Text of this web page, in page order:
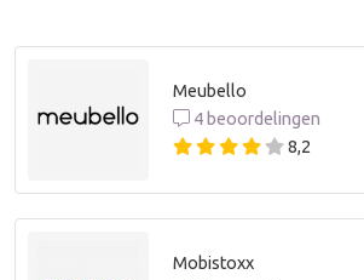
Meubello
4 beoordelingen
8,2
Mobistoxx